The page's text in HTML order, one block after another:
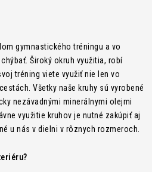
gymnastického tréningu a vo
Široký okruh využitia, robí
tréning viete využiť nie len vo
Všetky naše kruhy sú vyrobené
nezávadnými minerálnymi olejmi
využitie kruhov je nutné zakúpiť aj
u nás v dielni v rôznych rozmeroch.